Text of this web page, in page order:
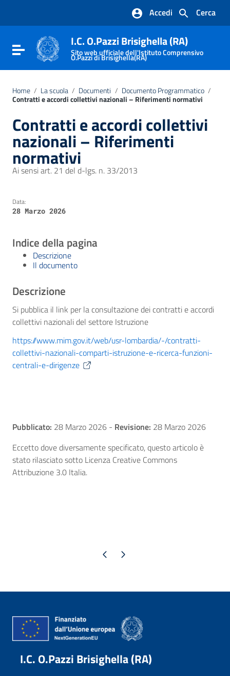
Vai al footer
Cerca
Accedi
Attiva / disattiva la navigazione
I.C. O.Pazzi Brisighella (RA)
Sito web ufficiale dell'Istituto Comprensivo
O.Pazzi di Brisighella(RA)
Home / La scuola / Documenti / Documento Programmatico /
Contratti e accordi collettivi nazionali – Riferimenti normativi
Contratti e accordi collettivi
nazionali – Riferimenti
normativi
Ai sensi art. 21 del d-lgs. n. 33/2013
Data:
28 Marzo 2026
Indice della pagina
Descrizione
Il documento
Descrizione
Si pubblica il link per la consultazione dei contratti e accordi
collettivi nazionali del settore Istruzione
https://www.mim.gov.it/web/usr-lombardia/-/contratti-
collettivi-nazionali-comparti-istruzione-e-ricerca-funzioni-
centrali-e-dirigenze
Pubblicato: 28 Marzo 2026 - Revisione: 28 Marzo 2026
Eccetto dove diversamente specificato, questo articolo è
stato rilasciato sotto Licenza Creative Commons
Attribuzione 3.0 Italia.
Pagina precedente
Pagina successiva
I.C. O.Pazzi Brisighella (RA)